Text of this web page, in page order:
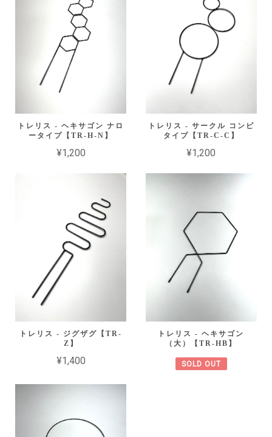
トレリス - ヘキサゴン ナロ
ータイプ【TR-H-N】
¥1,200
トレリス - サークル コンビ
タイプ【TR-C-C】
¥1,200
トレリス - ジグザグ【TR-
Z】
¥1,400
トレリス - ヘキサゴン
（大）【TR-HB】
SOLD OUT